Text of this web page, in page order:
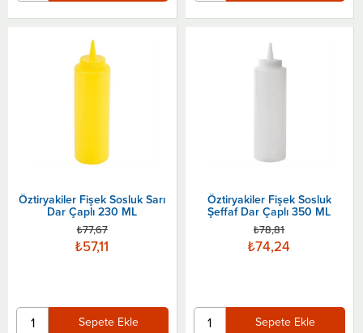
Öztiryakiler Fişek Sosluk Sarı
Dar Çaplı 230 ML
₺57,11
₺77,67
Sepete Ekle
Öztiryakiler Fişek Sosluk
Şeffaf Dar Çaplı 350 ML
₺74,24
₺78,81
Sepete Ekle